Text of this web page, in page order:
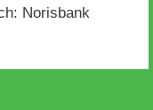
Norisbank